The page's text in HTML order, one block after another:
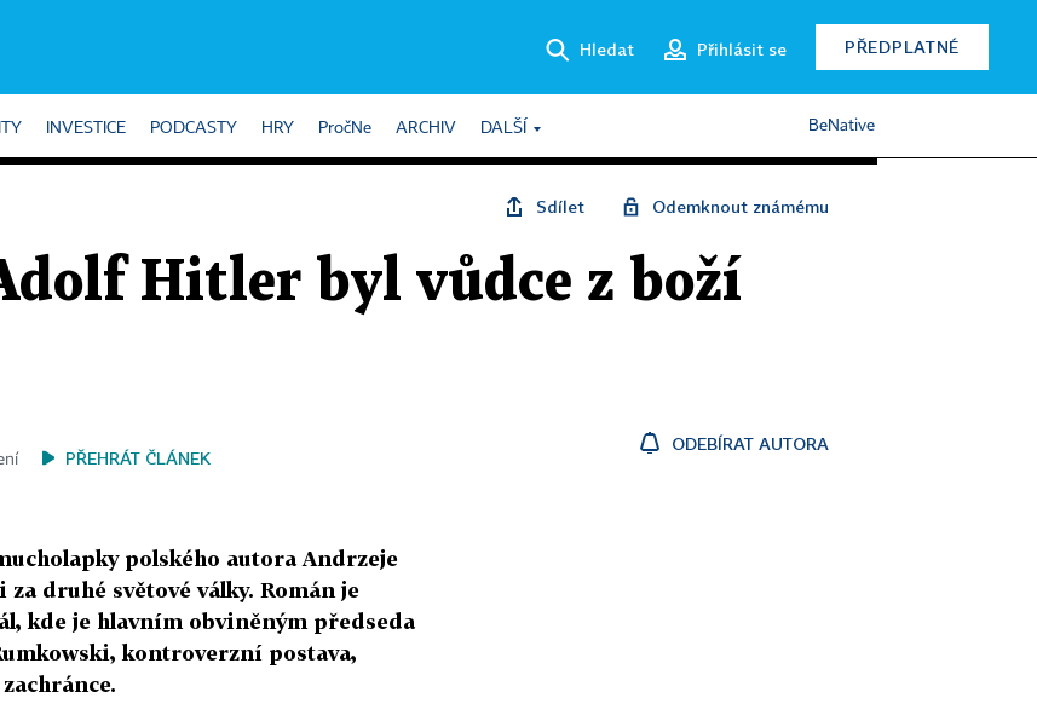
Hledat Přihlásit se PŘEDPLATNÉ
INVESTICE PODCASTY HRY PročNe ARCHIV DALŠÍ BeNative
Sdílet Odemknout známému
Hitler byl vůdce z boží
PŘEHRÁT ČLÁNEK
ODEBÍRAT AUTORA
polského autora Andrzeje
druhé světové války. Román je
kde je hlavním obviněným předseda
kontroverzní postava,